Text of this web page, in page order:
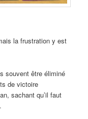
la frustration y est
souvent être éliminé
de victoire
sachant qu’il faut